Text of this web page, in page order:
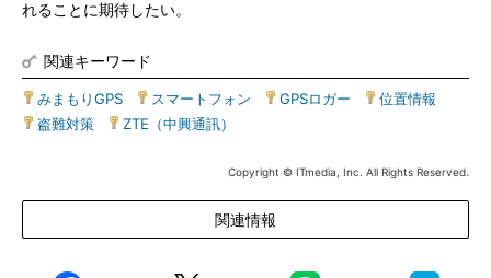
れることに期待したい。
関連キーワード
みまもりGPS スマートフォン GPSロガー 位置情報
盗難対策
ZTE（中興通訊）
Copyright © ITmedia, Inc. All Rights Reserved.
関連情報